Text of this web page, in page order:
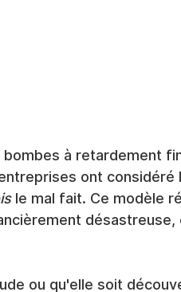
à retardement
ont considéré
le mal fait. Ce modèle
désastreuse,
ou qu'elle soit